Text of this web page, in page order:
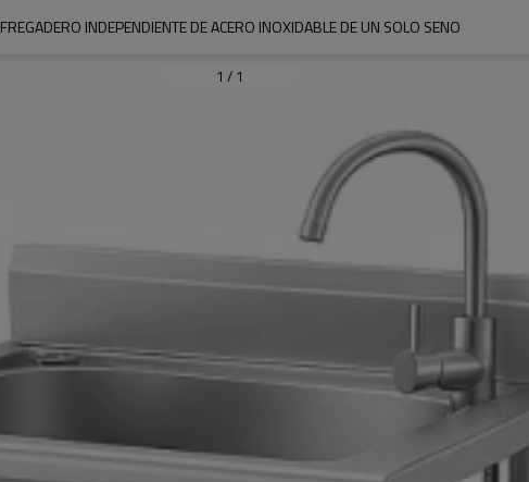
FREGADERO INDEPENDIENTE DE ACERO INOXIDABLE DE UN SOLO SENO
1 / 1